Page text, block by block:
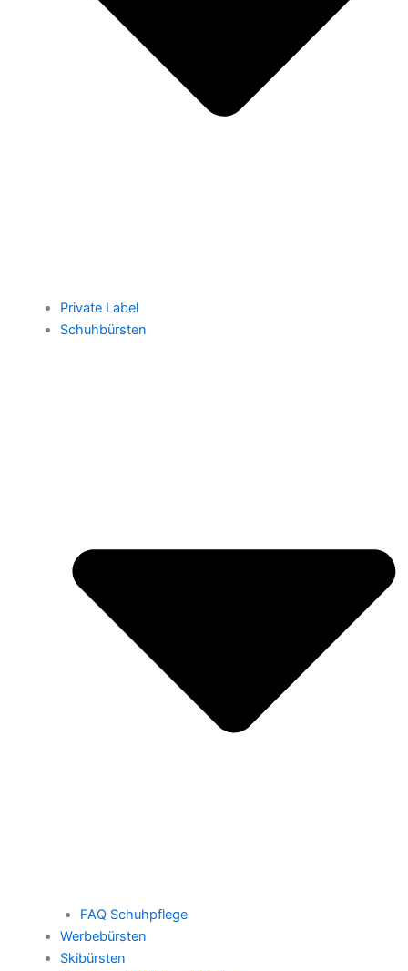
Private Label
Schuhbürsten
FAQ Schuhpflege
Werbebürsten
Skibürsten